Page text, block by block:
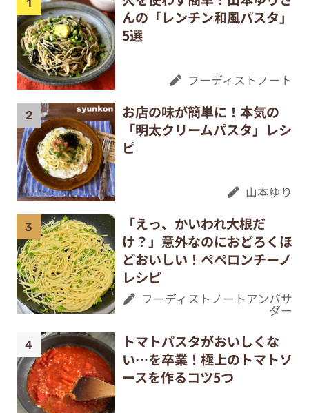
んの「レンチン和風パスタ」
5選
フーディストノート
お店の味が簡単に！本気の
「明太クリームパスタ」レシ
ピ
山本ゆり
「えっ、かいわれ大根だ
け？」意外なのにおどろくほ
どおいしい！ペペロンチーノ
レシピ
フーディストノートアンバサ
ダー
トマトパスタがおいしくな
い…を卒業！極上のトマトソ
ースを作るコツ5つ